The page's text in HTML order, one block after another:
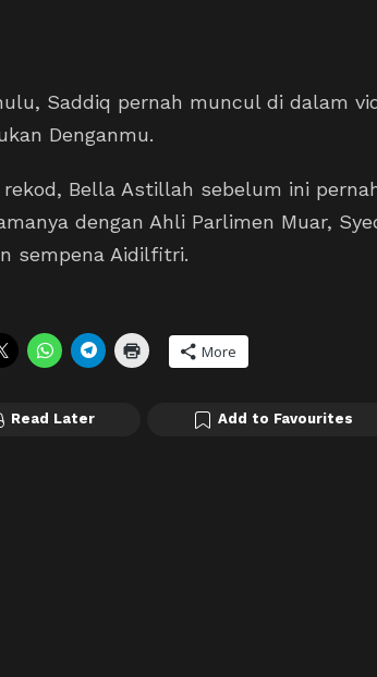
Saddiq pernah muncul di dalam
Denganmu.
Bella Astillah sebelum ini
dengan Ahli Parlimen Muar,
sempena Aidilfitri.
More
Read Later Add to Favourites